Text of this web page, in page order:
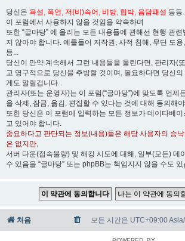
당신은 욕설, 폭언, 저(비)속어, 비방, 협박, 음담패설 등등
이 포럼에서 사용하지 않을 것임을 약속하며
또한 “글마당” 에 올리는 모든 내용들에 관해선 현행 관
지 않아야 합니다. 예를들어 저작권, 사적 침해, 무단 도
등...
당신이 만약 계속해서 그런 내용들을 올린다면, 관리자(
고 영구적으로 당신을 추방할 것이며, 필요하다면 당신의
게도 알릴겁니다.
관리자(또는 운영자)는 이 포럼(“글마당”)에 맞도록 언제
을 삭제, 잠금, 옮김, 편집할 수 있다는 것에 대해 동의해
또한 당신은 이 포럼에 입력하는 모든 정보가 데이타베
고 있어야 합니다.
중요하다고 판단되는 정보(내용)들은 해당 사용자의 승
은 없지만,
서버 다운(접속불량) 및 해킹 시도에 대해, 일부(모든) 데
수 있음을 “글마당” 또는 phpBB는 책임지지 않을 수도
처음 모든 시간은 UTC+09:00